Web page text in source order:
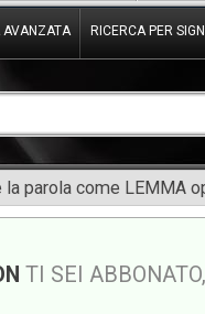
AVANZATA RICERCA PER
parola come LEMMA
TI SEI